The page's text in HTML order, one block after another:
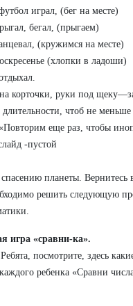
играл, (бег на месте)
бегал, (прыгаем)
(кружимся на месте)
(хлопки в ладоши)
на корточки, руки под
чтоб не
еще раз, чтобы
-пустой
планеты. Вернитесь
решить следующую
игра «сравни-ка».
посмотрите, здесь
ребенка «Сравни